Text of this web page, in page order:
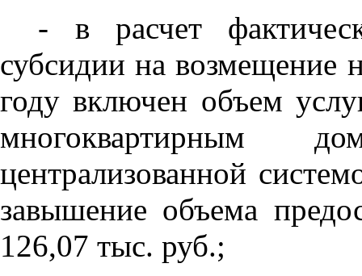
- в расчет
субсидии на возмещение
году включен объем
многоквартирным
централизованной
завышение объема
126,07 тыс. руб.;